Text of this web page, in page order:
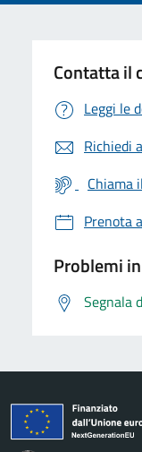
Contatta il
Leggi le
Richiedi
Chiama
Prenota
Problemi
Segnala